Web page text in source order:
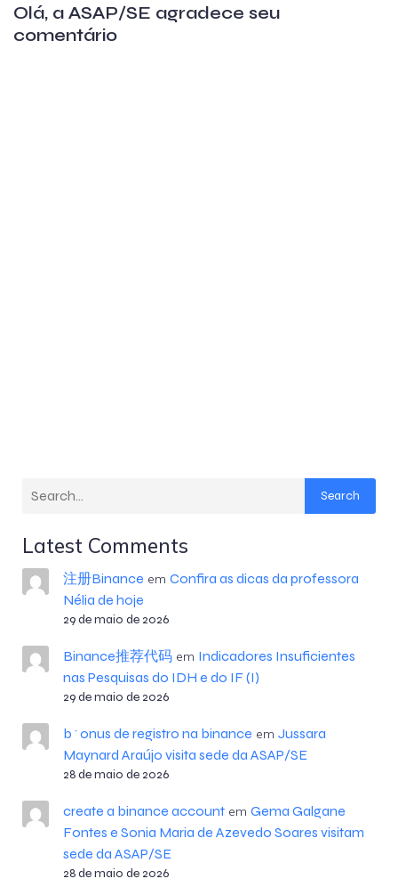
Olá, a ASAP/SE agradece seu
comentário
Search
Latest Comments
注册Binance em Confira as dicas da professora
Nélia de hoje
29 de maio de 2026
Binance推荐代码em Indicadores Insuficientes
nas Pesquisas do IDH e do IF (I)
29 de maio de 2026
b^onus de registro na binance em Jussara
Maynard Araújo visita sede da ASAP/SE
28 de maio de 2026
create a binance accountem Gema Galgane
Fontes e Sonia Maria de Azevedo Soares visitam
sede da ASAP/SE
28 de maio de 2026